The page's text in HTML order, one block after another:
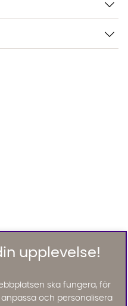
upplevelse!
ska fungera, för
och personalisera